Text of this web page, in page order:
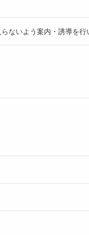
ないよう案内・誘導を行